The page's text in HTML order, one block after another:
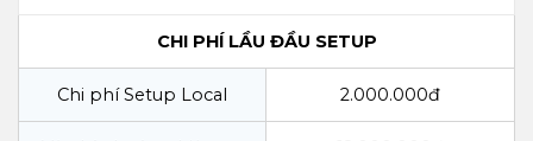
CHI PHÍ LẦU ĐẦU SETUP
Chi phí Setup Local 2.000.000đ